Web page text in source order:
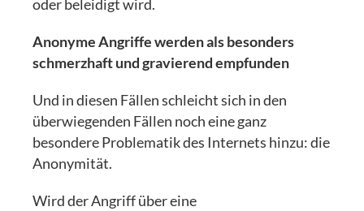
oder beleidigt wird.
Anonyme Angriffe werden als besonders
schmerzhaft und gravierend empfunden
Und in diesen Fällen schleicht sich in den
überwiegenden Fällen noch eine ganz
besondere Problematik des Internets hinzu: die
Anonymität.
Wird der Angriff über eine